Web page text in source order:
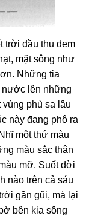
trời đầu thu đem
mặt sông như
Những tia
nước lên những
phù sa lâu
này đang phô ra
một thứ màu
màu sắc thân
mỡ. Suốt đời
nào trên cả sáu
gần gũi, mà lại
bên kia sông